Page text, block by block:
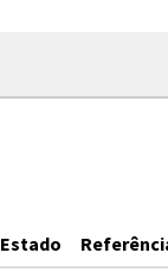
Estado